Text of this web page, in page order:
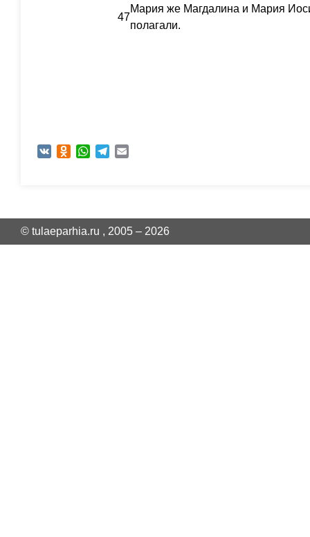
47
Мария же Магдалина и Мария
полагали.
VK Odnoklassniki
WhatsAppTelegram
© tulaeparhia.ru , 2005 – 2026